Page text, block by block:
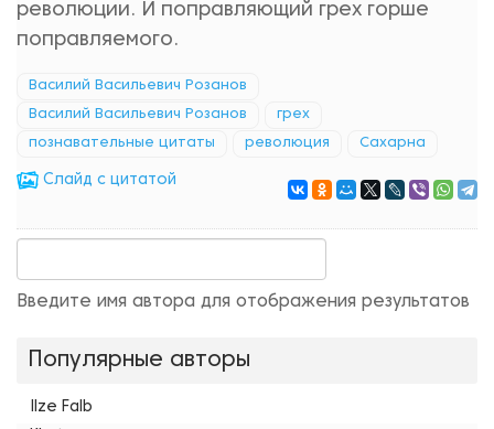
революции. И поправляющий грех горше
поправляемого.
Василий Васильевич Розанов
Василий Васильевич Розанов грех
познавательные цитаты революция Сахарна
Cлайд с цитатой
Введите имя автора для отображения результатов
Популярные авторы
Ilze Falb